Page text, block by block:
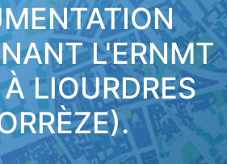
L'ERNMT
LIOURDRES